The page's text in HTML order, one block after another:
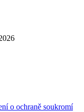
o ochraně soukromí